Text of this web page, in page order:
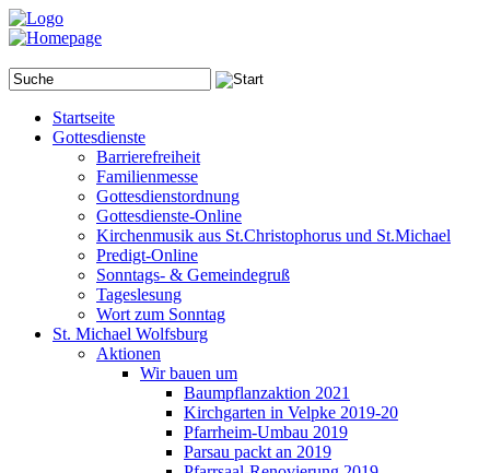
Startseite
Gottesdienste
Barrierefreiheit
Familienmesse
Gottesdienstordnung
Gottesdienste-Online
Kirchenmusik aus St.Christophorus und St.Michael
Predigt-Online
Sonntags- & Gemeindegruß
Tageslesung
Wort zum Sonntag
St. Michael Wolfsburg
Aktionen
Wir bauen um
Baumpflanzaktion 2021
Kirchgarten in Velpke 2019-20
Pfarrheim-Umbau 2019
Parsau packt an 2019